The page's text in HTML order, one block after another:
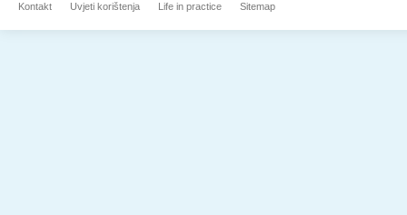
Kontakt Uvjeti korištenja Life in practice Sitemap